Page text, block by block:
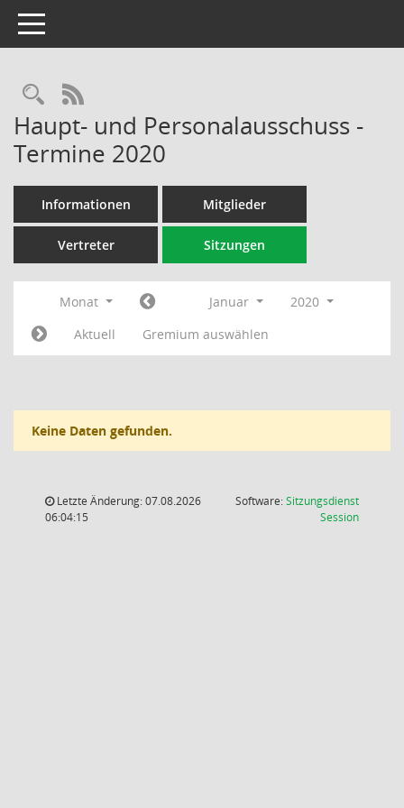
Toggle navigation
Rechercheauswahl
RSS-Feed
Haupt- und Personalausschuss -
Termine 2020
Informationen Mitglieder
Vertreter Sitzungen
Monat Januar
2020
Aktuell
Gremium auswählen
Keine Daten gefunden.
Letzte Änderung: 07.08.2026
06:04:15
Software:Sitzungsdienst
Session(Wird in